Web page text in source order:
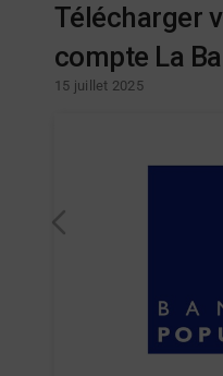
Télécharger
compte La
15 juillet 2025